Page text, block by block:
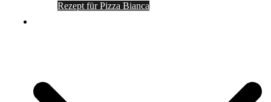
Rezept für Pizza Bianca